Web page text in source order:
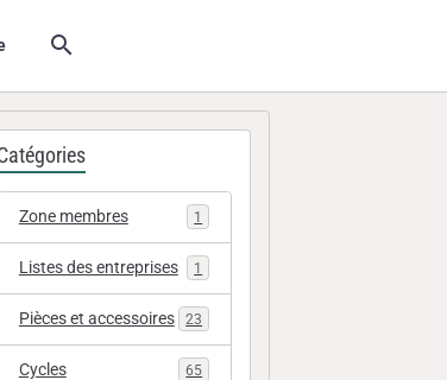
Zone membres 1
Listes des entreprises 1
Pièces et accessoires 23
Cycles 65